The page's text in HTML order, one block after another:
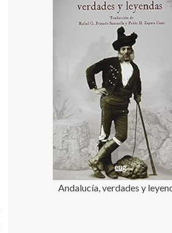
Andalucía, verdades y